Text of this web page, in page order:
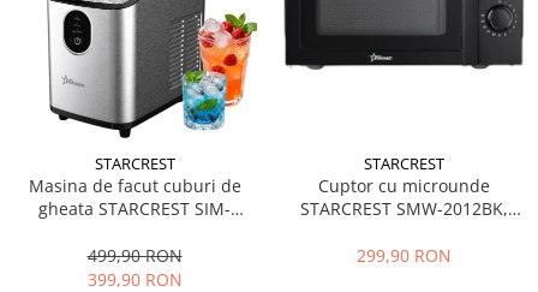
STARCREST
Masina de facut cuburi de
gheata STARCREST SIM-
12Kg/24h, Cos gheata
detasabil, Rezervor apa 0.8 l,
499,90 RON
399,90 RON
STARCREST
Cuptor cu microunde
STARCREST SMW-2012BK,
mecanic, 6 Trepte de putere,
299,90 RON